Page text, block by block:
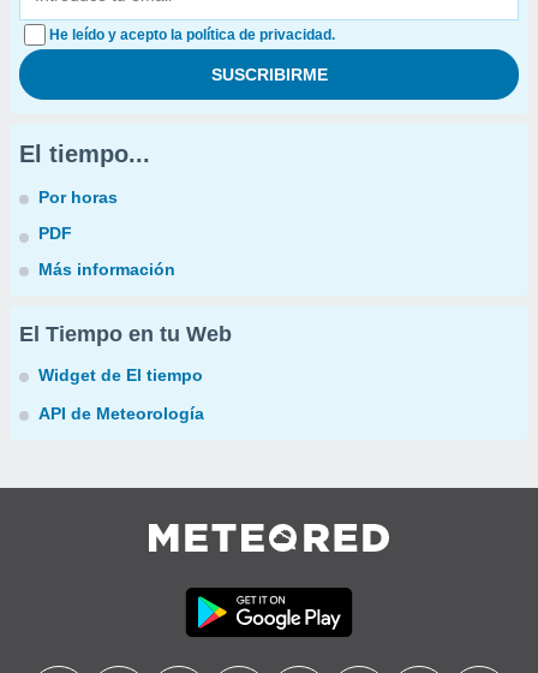
He leído y acepto la política de privacidad.
El tiempo...
Por horas
PDF
Más información
El Tiempo en tu Web
Widget de El tiempo
API de Meteorología